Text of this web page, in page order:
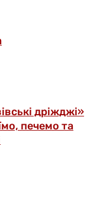
дріжджі»
печемо та